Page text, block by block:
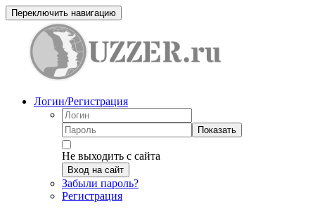
Переключить навигацию
Логин/Регистрация
Показать
Не выходить с сайта
Вход на сайт
Забыли пароль?
Регистрация